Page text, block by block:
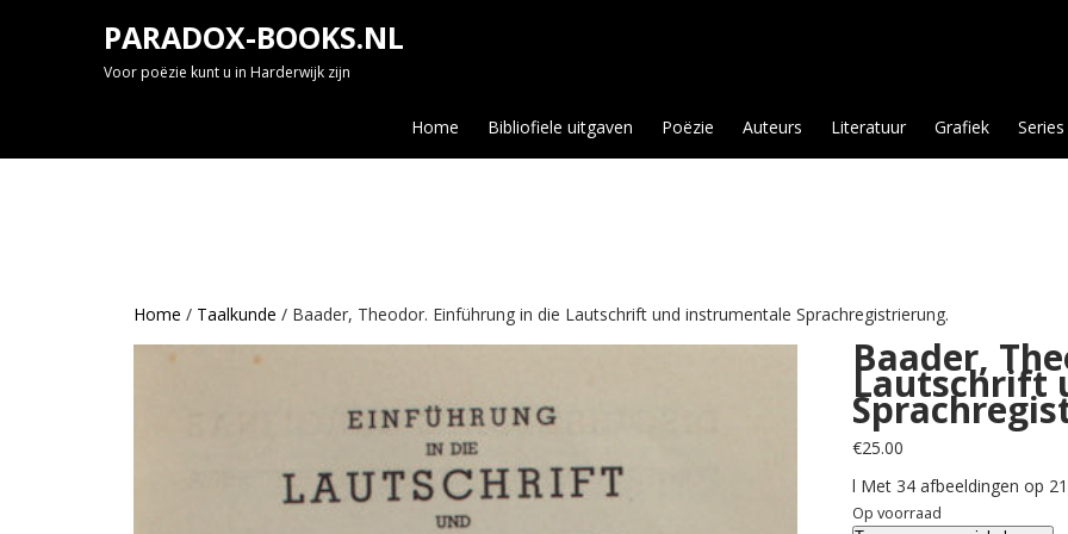
PARADOX-BOOKS.NL
Voor poëzie kunt u in Harderwijk zijn
Home Bibliofiele uitgaven Poëzie Auteurs Literatuur Grafiek Series
Home / Taalkunde / Baader, Theodor. Einführung in die Lautschrift und instrumentale Sprachregistrierung.
Baader,
Lautschrift
€25.00
l Met 34 afbeeldingen op
Op voorraad